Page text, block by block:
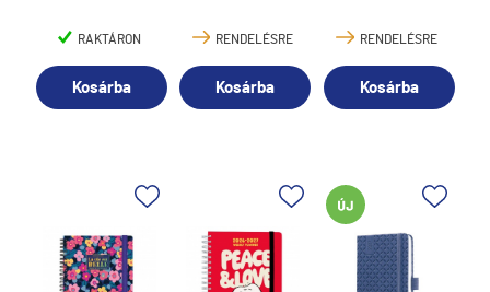
RAKTÁRON
Kosárba
RENDELÉSRE
Kosárba
RENDELÉSRE
Kosárba